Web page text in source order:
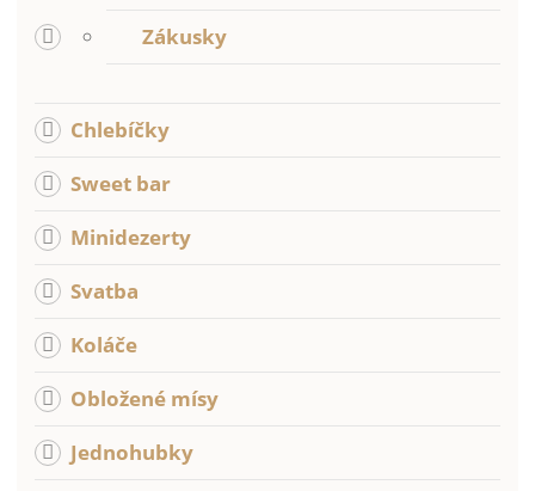
Zákusky
Chlebíčky
Sweet bar
Minidezerty
Svatba
Koláče
Obložené mísy
Jednohubky